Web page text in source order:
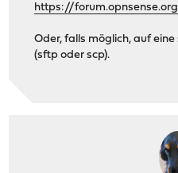
https://
Oder, falls möglich, auf
(sftp oder scp).